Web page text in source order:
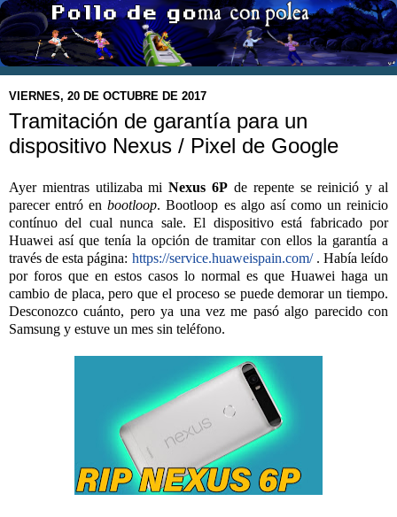
VIERNES, 20 DE OCTUBRE DE 2017
Tramitación de garantía para un
dispositivo Nexus / Pixel de Google
Ayer mientras utilizaba miNexus 6P de repente se reinició y al
parecer entró enbootloop. Bootloop es algo así como un reinicio
contínuo del cual nunca sale. El dispositivo está fabricado por
Huawei así que tenía la opción de tramitar con ellos la garantía a
través de esta página: https://service.huaweispain.com/. Había leído
por foros que en estos casos lo normal es que Huawei haga un
cambio de placa, pero que el proceso se puede demorar un tiempo.
Desconozco cuánto, pero ya una vez me pasó algo parecido con
Samsung y estuve un mes sin teléfono.